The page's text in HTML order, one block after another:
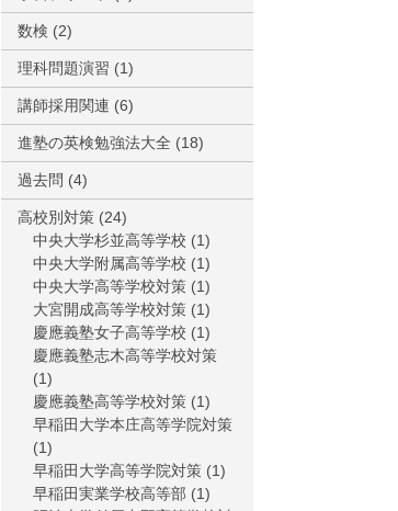
数検 (2)
理科問題演習 (1)
講師採用関連 (6)
進塾の英検勉強法大全 (18)
過去問 (4)
高校別対策 (24)
中央大学杉並高等学校 (1)
中央大学附属高等学校 (1)
中央大学高等学校対策 (1)
大宮開成高等学校対策 (1)
慶應義塾女子高等学校 (1)
慶應義塾志木高等学校対策
(1)
慶應義塾高等学校対策 (1)
早稲田大学本庄高等学院対策
(1)
早稲田大学高等学院対策 (1)
早稲田実業学校高等部 (1)